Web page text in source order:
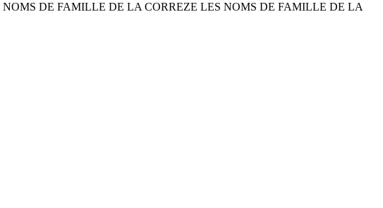
NOMS DE FAMILLE DE LA CORREZE LES NOMS DE FAMILLE DE LA